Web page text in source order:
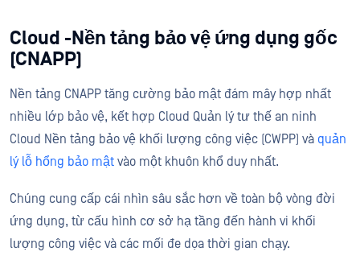
Cloud -Nền tảng bảo vệ ứng dụng gốc
(CNAPP)
Nền tảng CNAPP tăng cường bảo mật đám mây hợp nhất
nhiều lớp bảo vệ, kết hợp Cloud Quản lý tư thế an ninh
Cloud Nền tảng bảo vệ khối lượng công việc (CWPP) và quản
lý lỗ hổng bảo mật vào một khuôn khổ duy nhất.
Chúng cung cấp cái nhìn sâu sắc hơn về toàn bộ vòng đời
ứng dụng, từ cấu hình cơ sở hạ tầng đến hành vi khối
lượng công việc và các mối đe dọa thời gian chạy.